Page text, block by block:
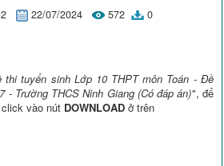
22/07/2024 572 0
thi tuyển sinh Lớp 10 THPT môn Toán - Đề
- Trường THCS Ninh Giang (Có đáp án)", để
vào nút DOWNLOAD ở trên